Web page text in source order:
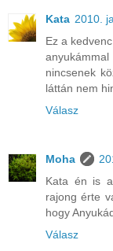
Kata 2010.
Ez a
nincsenek
láttán nem
Válasz
Moha
Kata én is
rajong érte
hogy
Válasz